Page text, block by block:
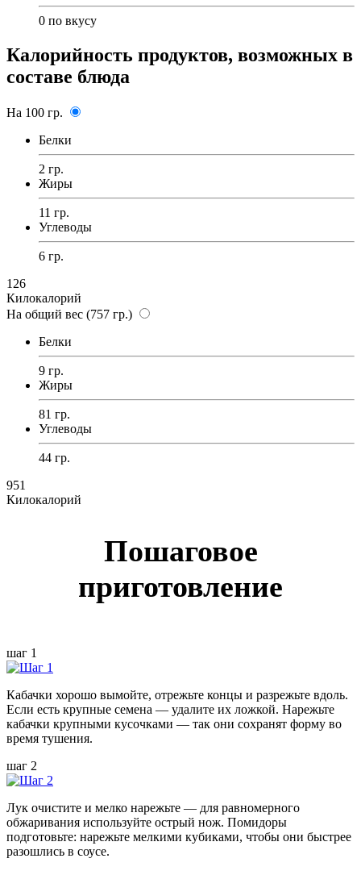
0 по вкусу
Калорийность продуктов, возможных в
составе блюда
На 100 гр.
Белки
2 гр.
Жиры
11 гр.
Углеводы
6 гр.
126
Килокалорий
На общий вес (757 гр.)
Белки
9 гр.
Жиры
81 гр.
Углеводы
44 гр.
951
Килокалорий
Пошаговое
приготовление
шаг 1
Кабачки хорошо вымойте, отрежьте концы и разрежьте вдоль.
Если есть крупные семена — удалите их ложкой. Нарежьте
кабачки крупными кусочками — так они сохранят форму во
время тушения.
шаг 2
Лук очистите и мелко нарежьте — для равномерного
обжаривания используйте острый нож. Помидоры
подготовьте: нарежьте мелкими кубиками, чтобы они быстрее
разошлись в соусе.